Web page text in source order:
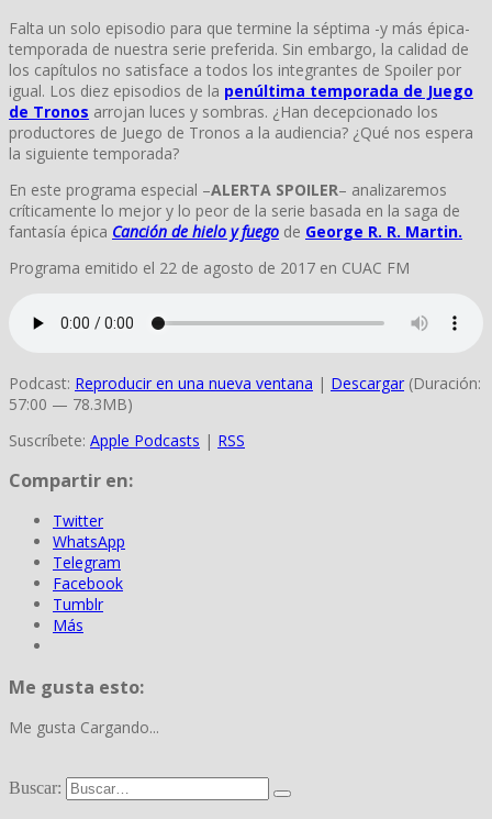
Falta un solo episodio para que termine la séptima -y más épica-
temporada de nuestra serie preferida. Sin embargo, la calidad de
los capítulos no satisface a todos los integrantes de Spoiler por
igual. Los diez episodios de la penúltima temporada de Juego
de Tronos arrojan luces y sombras. ¿Han decepcionado los
productores de Juego de Tronos a la audiencia? ¿Qué nos espera
la siguiente temporada?
En este programa especial –ALERTA SPOILER– analizaremos
críticamente lo mejor y lo peor de la serie basada en la saga de
fantasía épica Canción de hielo y fuego de George R. R. Martin.
Programa emitido el 22 de agosto de 2017 en CUAC FM
Podcast: Reproducir en una nueva ventana | Descargar (Duración:
57:00 — 78.3MB)
Suscríbete: Apple Podcasts | RSS
Compartir en:
Twitter
WhatsApp
Telegram
Facebook
Tumblr
Más
Me gusta esto:
Me gusta Cargando...
Buscar: